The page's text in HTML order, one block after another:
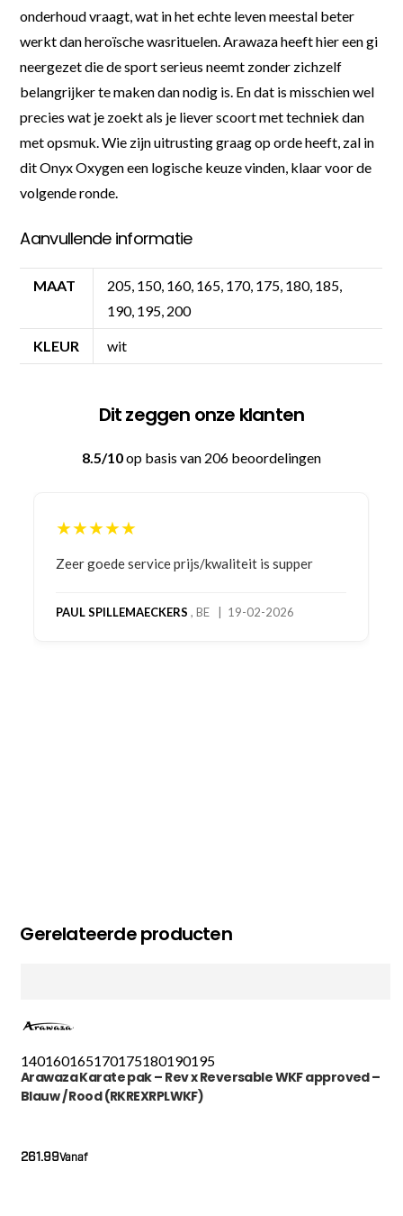
onderhoud vraagt, wat in het echte leven meestal beter
werkt dan heroïsche wasrituelen. Arawaza heeft hier een gi
neergezet die de sport serieus neemt zonder zichzelf
belangrijker te maken dan nodig is. En dat is misschien wel
precies wat je zoekt als je liever scoort met techniek dan
met opsmuk. Wie zijn uitrusting graag op orde heeft, zal in
dit Onyx Oxygen een logische keuze vinden, klaar voor de
volgende ronde.
Aanvullende informatie
MAAT
205, 150, 160, 165, 170, 175, 180, 185,
190, 195, 200
KLEUR wit
Dit zeggen onze klanten
8.5/10op basis van 206 beoordelingen
★★★★★
Bestelling gedaan vanwege goede prijzen en
bestelling al ontvangen met gifts, waardoor je
Gerelateerde producten
140160165170175180190195
Arawaza Karate pak – Rev x Reversable WKF approved –
Blauw / Rood (RKREXRPLWKF)
Vanaf
261.99